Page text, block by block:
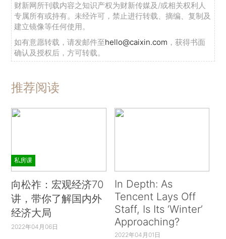
财新网所刊载内容之知识产权为财新传媒及/或相关权利人
专属所有或持有。未经许可，禁止进行转载、摘编、复制及
建立镜像等任何使用。
如有意愿转载，请发邮件至hello@caixin.com ，获得书面
确认及授权后，方可转载。
推荐阅读
私房课
向松祚：宏观经济70
讲，带你了解国内外
经济大局
2022年04月06日
In Depth: As
Tencent Lays Off
Staff, Is Its ‘Winter’
Approaching?
2022年04月01日